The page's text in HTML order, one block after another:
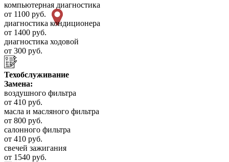
компьютерная диагностика
от 1100 руб.
диагностика кондиционера
от 1400 руб.
диагностика ходовой
от 300 руб.
Техобслуживание
Замена:
воздушного фильтра
от 410 руб.
масла и масляного фильтра
от 800 руб.
салонного фильтра
от 410 руб.
свечей зажигания
от 1540 руб.